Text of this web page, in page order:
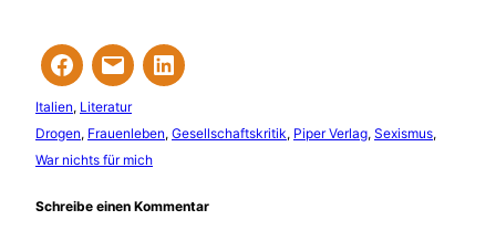
Italien, Literatur
Drogen, Frauenleben, Gesellschaftskritik, Piper Verlag, Sexismus
War nichts für mich
Schreibe einen Kommentar